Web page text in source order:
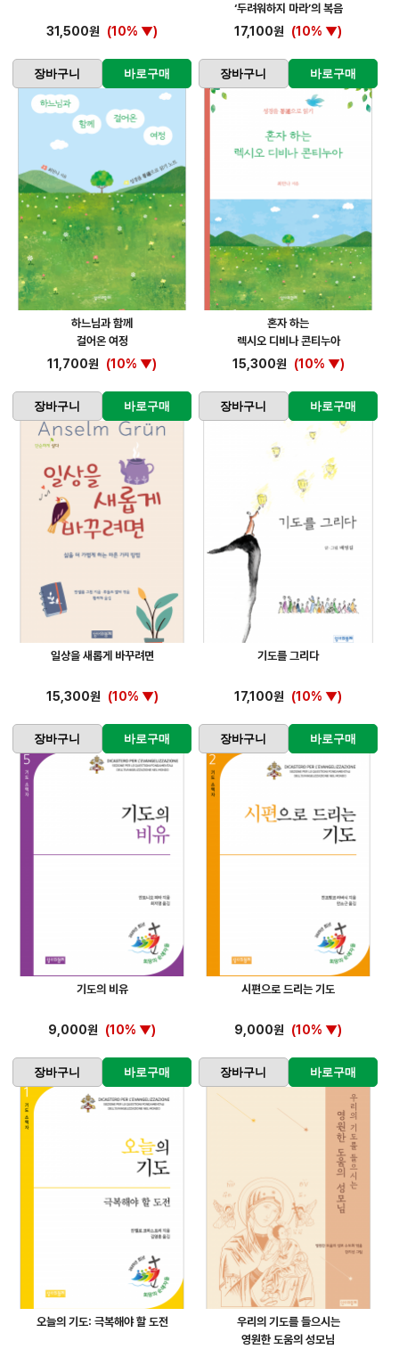
31,500원 (10% ▼)
장바구니 바로구매
‘두려워하지 마라’의 복음
17,100원 (10% ▼)
장바구니 바로구매
하느님과 함께
걸어온 여정
11,700원 (10% ▼)
장바구니 바로구매
혼자 하는
렉시오 디비나 콘티누아
15,300원 (10% ▼)
장바구니 바로구매
일상을 새롭게 바꾸려면
15,300원 (10% ▼)
장바구니 바로구매
기도를 그리다
17,100원 (10% ▼)
장바구니 바로구매
기도의 비유
9,000원 (10% ▼)
장바구니 바로구매
시편으로 드리는 기도
9,000원 (10% ▼)
장바구니 바로구매
오늘의 기도: 극복해야 할 도전
우리의 기도를 들으시는
영원한 도움의 성모님